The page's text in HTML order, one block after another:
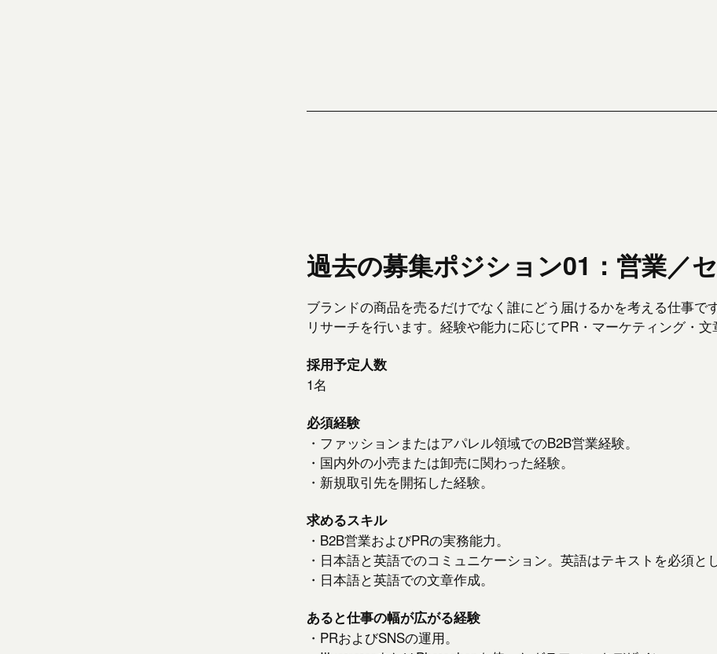
過去の募集ポジション01：営業／
ブランドの商品を売るだけでなく誰にどう届けるかを考える仕事で
リサーチを行います。経験や能力に応じてPR・マーケティング・文
採用予定人数
1名
必須経験
・ファッションまたはアパレル領域でのB2B営業経験。
・国内外の小売または卸売に関わった経験。
・新規取引先を開拓した経験。
求めるスキル
・B2B営業およびPRの実務能力。
・日本語と英語でのコミュニケーション。英語はテキストを必須と
・日本語と英語での文章作成。
あると仕事の幅が広がる経験
・PRおよびSNSの運用。